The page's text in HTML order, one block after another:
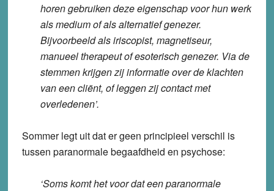
horen gebruiken deze eigenschap voor hun werk
als medium of als alternatief genezer.
Bijvoorbeeld als iriscopist, magnetiseur,
manueel therapeut of esoterisch genezer. Via de
stemmen krijgen zij informatie over de klachten
van een cliënt, of leggen zij contact met
overledenen’.
Sommer legt uit dat er geen principieel verschil is
tussen paranormale begaafdheid en psychose:
‘Soms komt het voor dat een paranormale